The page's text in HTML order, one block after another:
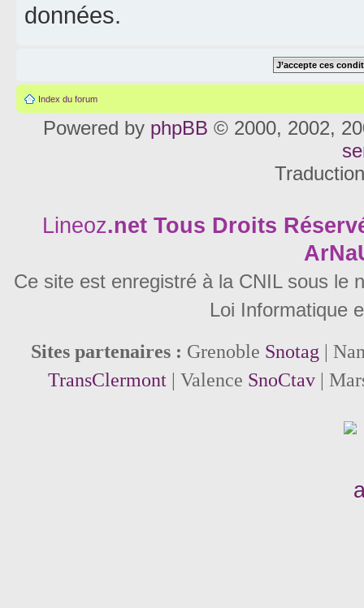
données.
Index du forum
Powered by phpBB © 2000, 2002,
Lineoz.net Tous Droits
Ce site est enregistré à la CNIL sous le
Loi Informatique
Sites partenaires : Grenoble Snotag |
TransClermont| Valence SnoCtav|